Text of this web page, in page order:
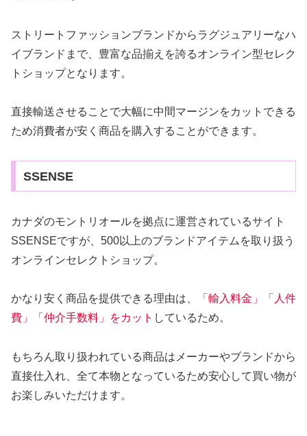
ストリートファッションブランドからラグジュアリーなハ
イブランドまで、豊富な品揃えを誇るオンライン型セレク
トショップとなります。
直接輸送させることで大幅に中間マージンをカットできる
ため消費者が安く商品を購入することができます。
SSENSE
カナダのモントリオールを拠点に運営されているサイト
SSENSEですが、500以上のブランドアイテムを取り扱う
オンラインセレクトショップ。
かなり安く商品を提供できる理由は、
「輸入料金」「人件
費」「仲介手数料」をカット しているため。
もちろん取り扱われている商品はメーカーやブランドから
直接仕入れ、全て本物となっているため安心して買い物が
お楽しみいただけます。